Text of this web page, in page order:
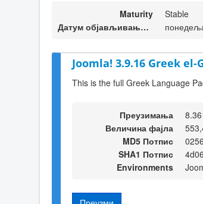
Maturity
Stable
Датум објављивања верзије
Joomla! 3.9.16 Greek el-
This is the full Greek Language
Преузимања
Величина фајла
MD5 Потпис
SHA1 Потпис
Environments